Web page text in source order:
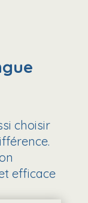
choisir
efficace